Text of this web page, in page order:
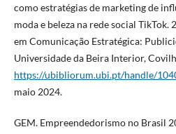
como estratégias de marketing de
moda e beleza na rede social
em Comunicação Estratégica:
Universidade da Beira Interior,
https://ubibliorum.ubi.pt/handle/
maio 2024.
GEM. Empreendedorismo no Brasil